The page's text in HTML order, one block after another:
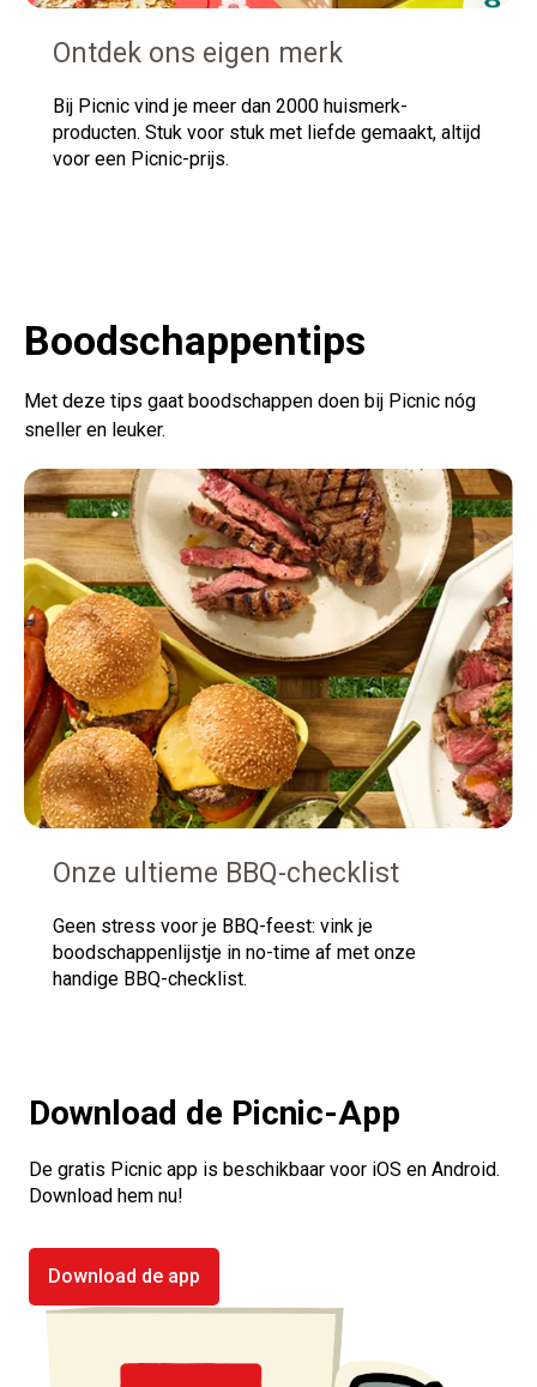
Ontdek ons eigen merk
Bij Picnic vind je meer dan 2000 huismerk-
producten. Stuk voor stuk met liefde gemaakt, altijd
voor een Picnic-prijs.
Boodschappentips
Met deze tips gaat boodschappen doen bij Picnic nóg
sneller en leuker.
Onze ultieme BBQ-checklist
Geen stress voor je BBQ-feest: vink je
boodschappenlijstje in no-time af met onze
handige BBQ-checklist.
Download de Picnic-App
De gratis Picnic app is beschikbaar voor iOS en Android.
Download hem nu!
Download de app